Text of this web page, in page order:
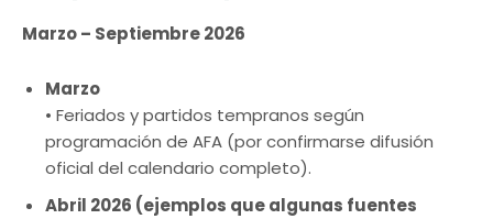
Marzo – Septiembre 2026
Marzo
• Feriados y partidos tempranos según
programación de AFA (por confirmarse difusión
oficial del calendario completo).
Abril 2026 (ejemplos que algunas fuentes